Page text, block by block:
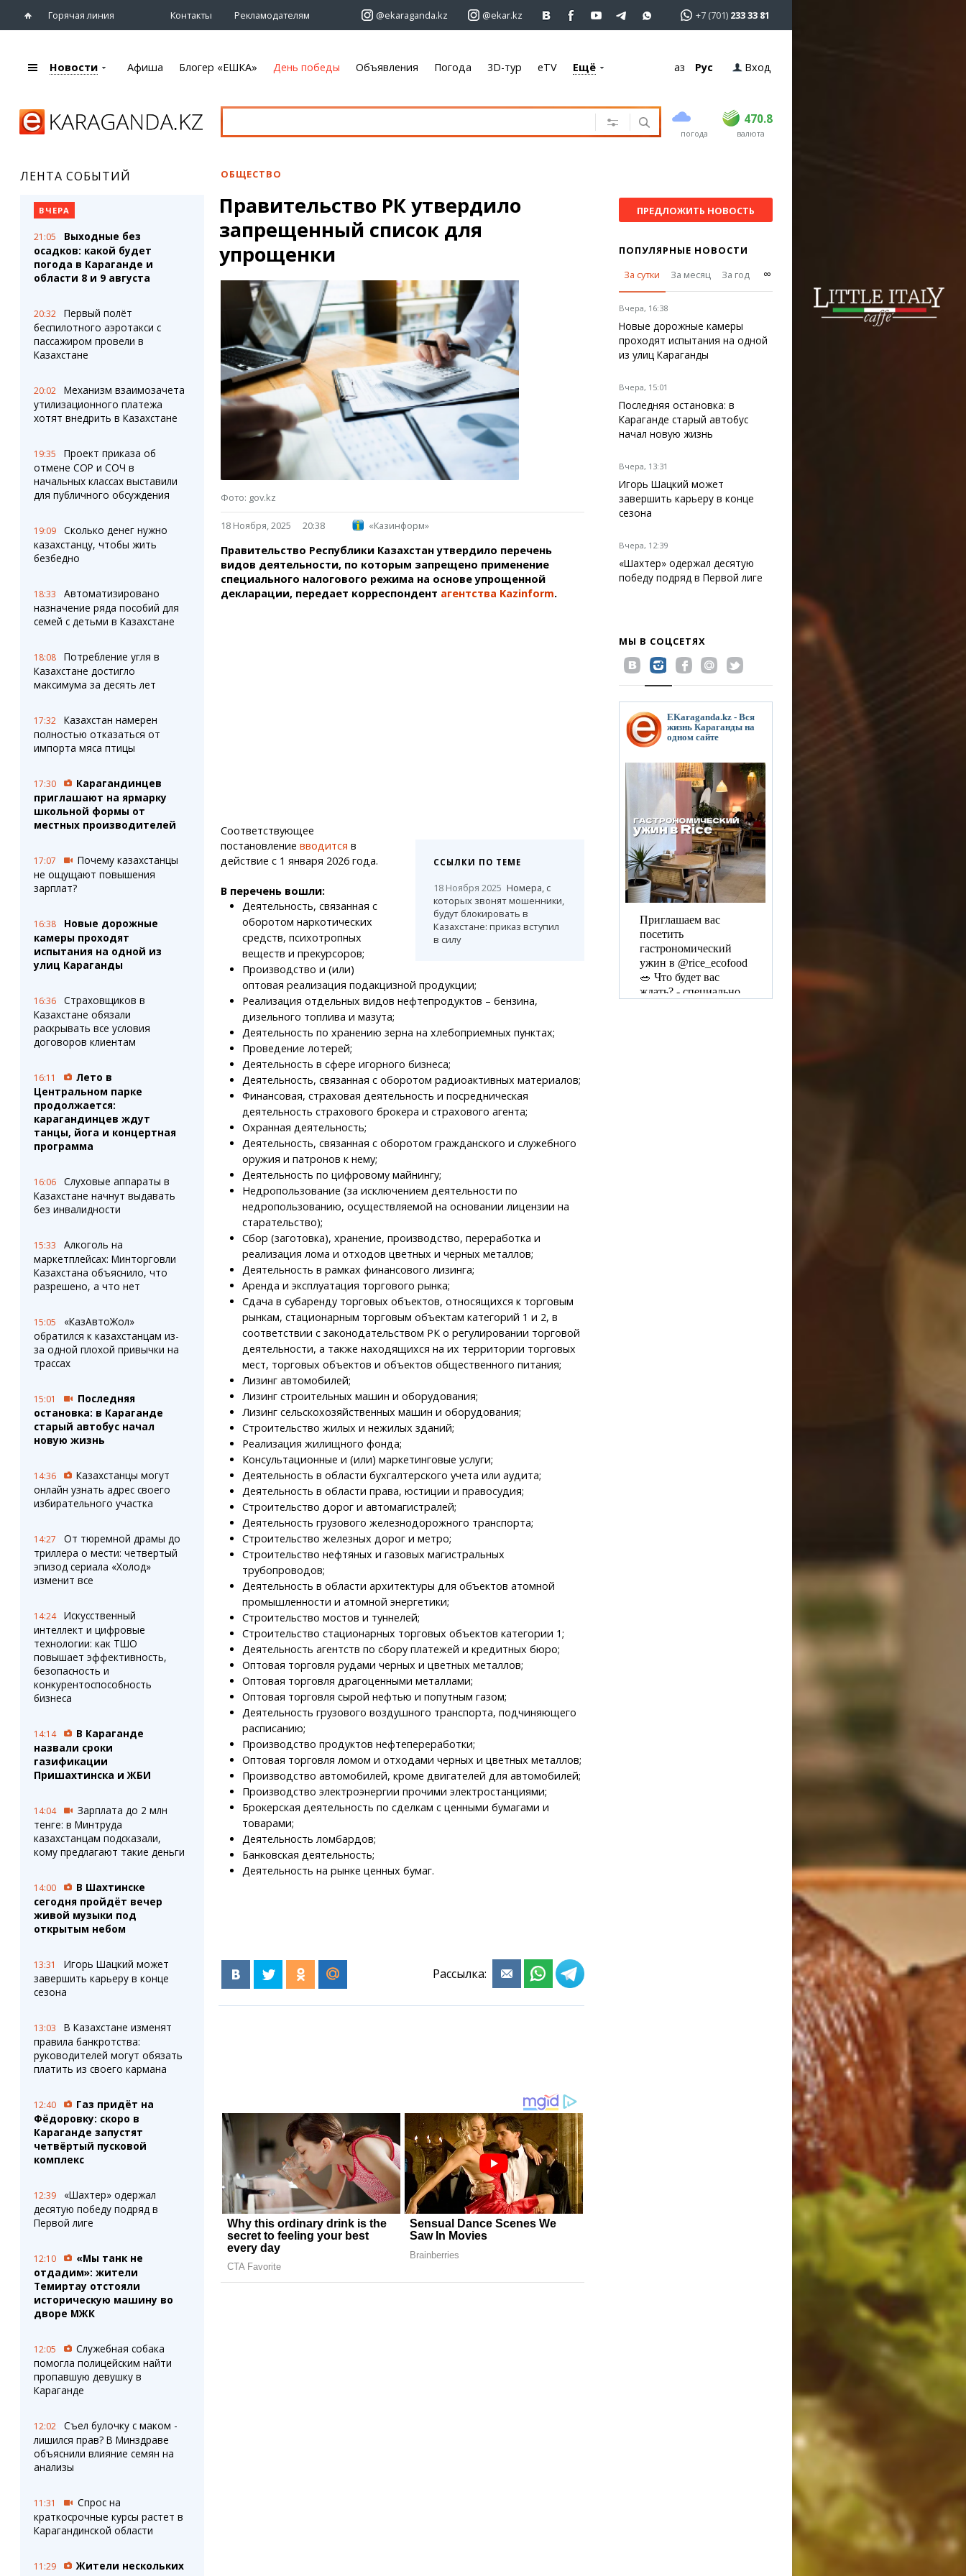
Горячая линия Контакты Рекламодателям @ekaraganda.kz @ekar.kz +7 (701) 233 33 81
Караганды
eTV
Рассылка новостей
Персоны
Интервью
Афиша
Театры
Спорт
Выставки
Цирк и зоопарк
Объявления
Услуги
Электроника
Мебель
Лента блогера
Штрихи
Фотокомиксы
Коллаж недели
Web-камеры
Карта Караганды
Организации
Мой участковый
Перекрытие дорог
Погода
Караганда
Темиртау
Балхаш
Жезказган
Медиа
Фото
Видео
3D-тур
Timelapse
Сервисы
Справочник
Расписание транспорта
Автобусные остановки
Экстренные службы
Купить шины, легко!
Новости Афиша Блогер «ЕШКА» День победы Объявления Погода 3D-тур eTV Ещё Қаз Рус Вход
погода
470.8
USD 468.5 470.8
EUR валюта
ЛЕНТА СОБЫТИЙ
ВЧЕРА
21:05
Выходные без
осадков: какой будет
погода в Караганде и
области 8 и 9 августа
20:32
Первый полёт
беспилотного аэротакси с
пассажиром провели в
Казахстане
20:02
Механизм взаимозачета
утилизационного платежа
хотят внедрить в Казахстане
19:35
Проект приказа об
отмене СОР и СОЧ в
начальных классах выставили
для публичного обсуждения
19:09
Сколько денег нужно
казахстанцу, чтобы жить
безбедно
18:33
Автоматизировано
назначение ряда пособий для
семей с детьми в Казахстане
18:08
Потребление угля в
Казахстане достигло
максимума за десять лет
17:32
Казахстан намерен
полностью отказаться от
импорта мяса птицы
17:30
Карагандинцев
приглашают на ярмарку
школьной формы от
местных производителей
17:07
Почему казахстанцы
не ощущают повышения
зарплат?
16:38
Новые дорожные
камеры проходят
испытания на одной из
улиц Караганды
16:36
Страховщиков в
Казахстане обязали
раскрывать все условия
договоров клиентам
16:11
Лето в
Центральном парке
продолжается:
карагандинцев ждут
танцы, йога и концертная
программа
16:06
Слуховые аппараты в
Казахстане начнут выдавать
без инвалидности
15:33
Алкоголь на
маркетплейсах: Минторговли
Казахстана объяснило, что
разрешено, а что нет
15:05
«КазАвтоЖол»
обратился к казахстанцам из-
за одной плохой привычки на
трассах
15:01
Последняя
остановка: в Караганде
старый автобус начал
новую жизнь
14:36
Казахстанцы могут
онлайн узнать адрес своего
избирательного участка
14:27
От тюремной драмы до
триллера о мести: четвертый
эпизод сериала «Холод»
изменит все
14:24
Искусственный
интеллект и цифровые
технологии: как ТШО
повышает эффективность,
безопасность и
конкурентоспособность
бизнеса
14:14
В Караганде
назвали сроки
газификации
Пришахтинска и ЖБИ
14:04
Зарплата до 2 млн
тенге: в Минтруда
казахстанцам подсказали,
кому предлагают такие деньги
14:00
В Шахтинске
сегодня пройдёт вечер
живой музыки под
открытым небом
13:31
Игорь Шацкий может
завершить карьеру в конце
сезона
13:03
В Казахстане изменят
правила банкротства:
руководителей могут обязать
платить из своего кармана
12:40
Газ придёт на
Фёдоровку: скоро в
Караганде запустят
четвёртый пусковой
комплекс
12:39
«Шахтер» одержал
десятую победу подряд в
Первой лиге
12:10
«Мы танк не
отдадим»: жители
Темиртау отстояли
историческую машину во
дворе МЖК
12:05
Служебная собака
помогла полицейским найти
пропавшую девушку в
Караганде
12:02
Съел булочку с маком -
лишился прав? В Минздраве
объяснили влияние семян на
анализы
11:31
Спрос на
краткосрочные курсы растет в
Карагандинской области
11:29
Жители нескольких
ОБЩЕСТВО
Правительство РК утвердило
запрещенный список для
упрощенки
Фото: gov.kz
18 Ноября, 2025 20:38 «Казинформ»
Правительство Республики Казахстан утвердило перечень
видов деятельности, по которым запрещено применение
специального налогового режима на основе упрощенной
декларации, передает корреспондент агентства Kazinform.
ССЫЛКИ ПО ТЕМЕ
18 Ноября 2025 Номера, с
которых звонят мошенники,
будут блокировать в
Казахстане: приказ вступил
в силу
Соответствующее
постановление вводится в
действие с 1 января 2026 года.
В перечень вошли:
Деятельность, связанная с
оборотом наркотических
средств, психотропных
веществ и прекурсоров;
Производство и (или)
оптовая реализация подакцизной продукции;
Реализация отдельных видов нефтепродуктов – бензина,
дизельного топлива и мазута;
Деятельность по хранению зерна на хлебоприемных пунктах;
Проведение лотерей;
Деятельность в сфере игорного бизнеса;
Деятельность, связанная с оборотом радиоактивных материалов;
Финансовая, страховая деятельность и посредническая
деятельность страхового брокера и страхового агента;
Охранная деятельность;
Деятельность, связанная с оборотом гражданского и служебного
оружия и патронов к нему;
Деятельность по цифровому майнингу;
Недропользование (за исключением деятельности по
недропользованию, осуществляемой на основании лицензии на
старательство);
Сбор (заготовка), хранение, производство, переработка и
реализация лома и отходов цветных и черных металлов;
Деятельность в рамках финансового лизинга;
Аренда и эксплуатация торгового рынка;
Сдача в субаренду торговых объектов, относящихся к торговым
рынкам, стационарным торговым объектам категорий 1 и 2, в
соответствии с законодательством РК о регулировании торговой
деятельности, а также находящихся на их территории торговых
мест, торговых объектов и объектов общественного питания;
Лизинг автомобилей;
Лизинг строительных машин и оборудования;
Лизинг сельскохозяйственных машин и оборудования;
Строительство жилых и нежилых зданий;
Реализация жилищного фонда;
Консультационные и (или) маркетинговые услуги;
Деятельность в области бухгалтерского учета или аудита;
Деятельность в области права, юстиции и правосудия;
Строительство дорог и автомагистралей;
Деятельность грузового железнодорожного транспорта;
Строительство железных дорог и метро;
Строительство нефтяных и газовых магистральных
трубопроводов;
Деятельность в области архитектуры для объектов атомной
промышленности и атомной энергетики;
Строительство мостов и туннелей;
Строительство стационарных торговых объектов категории 1;
Деятельность агентств по сбору платежей и кредитных бюро;
Оптовая торговля рудами черных и цветных металлов;
Оптовая торговля драгоценными металлами;
Оптовая торговля сырой нефтью и попутным газом;
Деятельность грузового воздушного транспорта, подчиняющего
расписанию;
Производство продуктов нефтепереработки;
Оптовая торговля ломом и отходами черных и цветных металлов;
Производство автомобилей, кроме двигателей для автомобилей;
Производство электроэнергии прочими электростанциями;
Брокерская деятельность по сделкам с ценными бумагами и
товарами;
Деятельность ломбардов;
Банковская деятельность;
Деятельность на рынке ценных бумаг.
Рассылка:
ПРЕДЛОЖИТЬ НОВОСТЬ
ПОПУЛЯРНЫЕ НОВОСТИ
За сутки
За месяц За год ∞
Вчера, 16:38
Новые дорожные камеры
проходят испытания на одной
из улиц Караганды
Вчера, 15:01
Последняя остановка: в
Караганде старый автобус
начал новую жизнь
Вчера, 13:31
Игорь Шацкий может
завершить карьеру в конце
сезона
Вчера, 12:39
«Шахтер» одержал десятую
победу подряд в Первой лиге
МЫ В СОЦСЕТЯХ
EKaraganda.kz - Вся
жизнь Караганды на
одном сайте